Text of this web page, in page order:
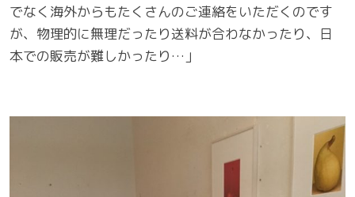
でなく海外からもたくさんのご連絡をいただくのです
が、物理的に無理だったり送料が合わなかったり、日
本での販売が難しかったり…」